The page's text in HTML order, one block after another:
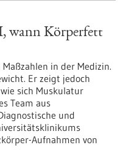
wann Körperfett
in der Medizin.
Er zeigt jedoch
sich Muskulatur
Team aus
und
Aufnahmen von